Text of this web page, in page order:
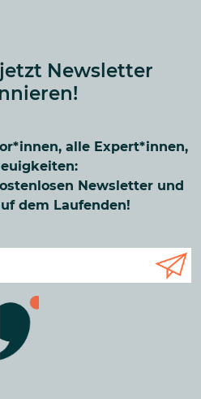
Newsletter
alle Expert*innen,
Newsletter und
dem Laufenden!